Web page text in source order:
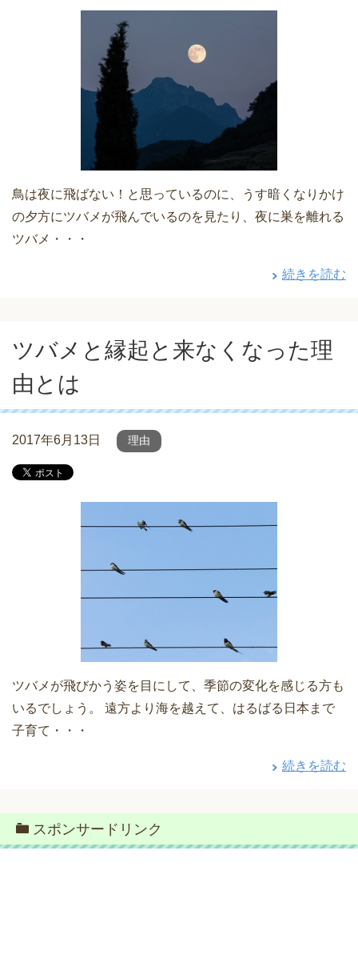
鳥は夜に飛ばない！と思っているのに、うす暗くなりかけ
の夕方にツバメが飛んでいるのを見たり、夜に巣を離れる
ツバメ・・・
続きを読む
ツバメと縁起と来なくなった理
由とは
2017年6月13日 理由
ツバメが飛びかう姿を目にして、季節の変化を感じる方も
いるでしょう。 遠方より海を越えて、はるばる日本まで
子育て・・・
続きを読む
スポンサードリンク